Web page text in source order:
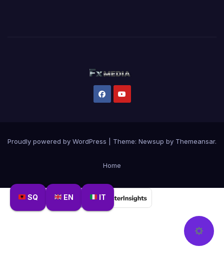
SQ EN IT
Proudly powered by WordPress Theme: Newsup by Themeansar.
Home